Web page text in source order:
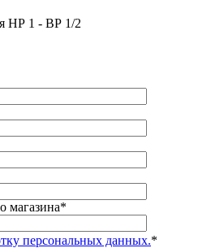
НР 1 - ВР 1/2
магазина*
персональных данных.*